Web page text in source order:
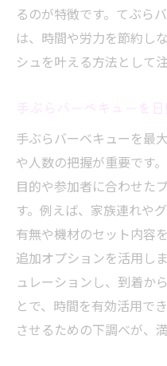
るのが特徴です。てぶら
は、時間や労力を節約し
シュを叶える方法として
手ぶらバーベキューを最
や人数の把握が重要です
目的や参加者に合わせた
す。例えば、家族連れや
有無や機材のセット内容
追加オプションを活用し
ュレーションし、到着か
とで、時間を有効活用で
させるための下調べが、